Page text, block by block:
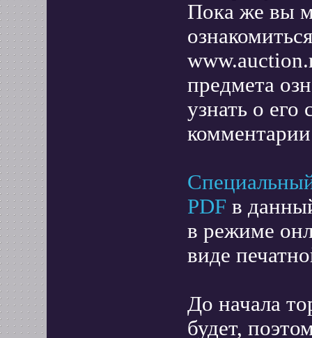
Пока же вы
предмета
узнать о его
PDF в
в режиме
виде
До начала
будет,